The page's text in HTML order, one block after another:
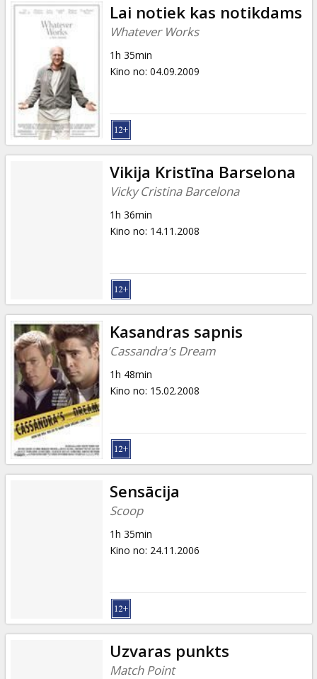
Lai notiek kas notikdams
Whatever Works
1h 35min
Kino no: 04.09.2009
Vikija Kristīna Barselona
Vicky Cristina Barcelona
1h 36min
Kino no: 14.11.2008
Kasandras sapnis
Cassandra's Dream
1h 48min
Kino no: 15.02.2008
Sensācija
Scoop
1h 35min
Kino no: 24.11.2006
Uzvaras punkts
Match Point